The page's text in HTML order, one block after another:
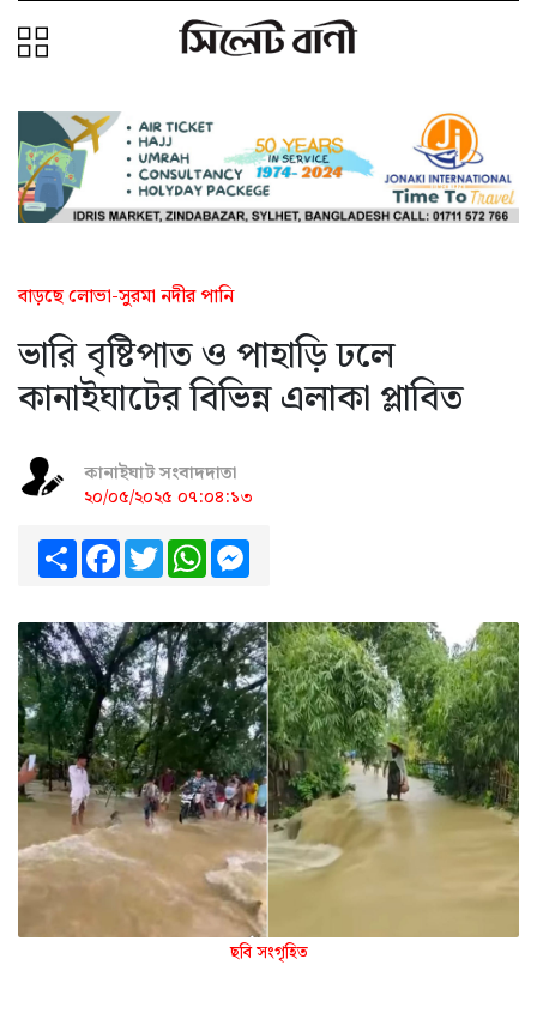
বাড়ছে লোভা-সুরমা নদীর পানি
ভারি বৃষ্টিপাত ও পাহাড়ি ঢলে
কানাইঘাটের বিভিন্ন এলাকা প্লাবিত
কানাইঘাট সংবাদদাতা
২০/০৫/২০২৫ ০৭:০৪:১৩
ShareFacebook
TwitterWhatsApp
ছবি সংগৃহিত